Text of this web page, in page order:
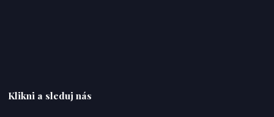
Klikni a sleduj nás